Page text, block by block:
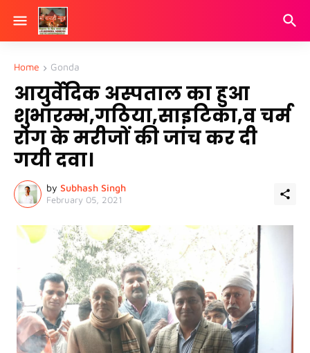
Home Gonda
आयुर्वेदिक अस्पताल का हुआ
शुभारम्भ,गठिया,साइटिका,व चर्म
रोग के मरीजों की जांच कर दी
गयी दवा।
by Subhash Singh
February 05, 2021